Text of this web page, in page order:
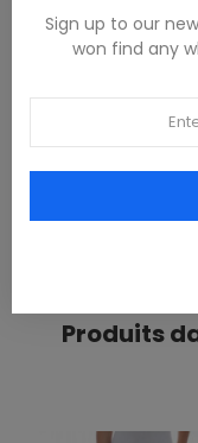
DESCRIPTION
CAMICIA MANICHE
COTTON
PRODUCT DETAILS
Produits
Sign up to our
won find any